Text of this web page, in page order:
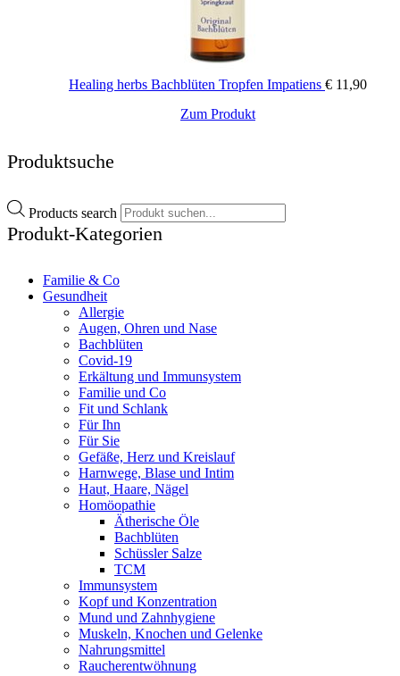
Healing herbs Bachblüten Tropfen Impatiens € 11,90
Zum Produkt
Produktsuche
Products search
Produkt-Kategorien
Familie & Co
Gesundheit
Allergie
Augen, Ohren und Nase
Bachblüten
Covid-19
Erkältung und Immunsystem
Familie und Co
Fit und Schlank
Für Ihn
Für Sie
Gefäße, Herz und Kreislauf
Harnwege, Blase und Intim
Haut, Haare, Nägel
Homöopathie
Ätherische Öle
Bachblüten
Schüssler Salze
TCM
Immunsystem
Kopf und Konzentration
Mund und Zahnhygiene
Muskeln, Knochen und Gelenke
Nahrungsmittel
Raucherentwöhnung